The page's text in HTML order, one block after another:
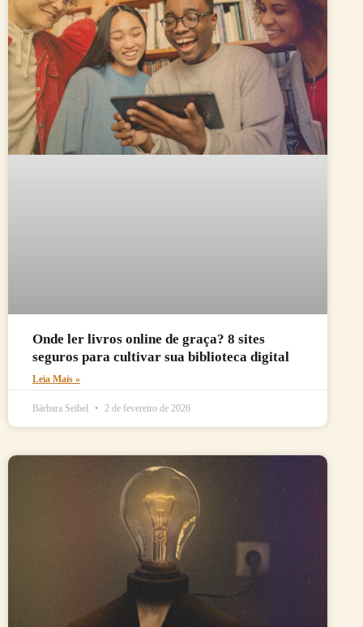
Onde ler livros online de graça? 8 sites
seguros para cultivar sua biblioteca digital
Leia Mais »
Bárbara Seibel 2 de fevereiro de 2026